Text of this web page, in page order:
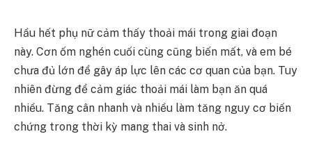
Hầu hết phụ nữ cảm thấy thoải mái trong giai đoạn
này. Cơn ốm nghén cuối cùng cũng biến mất, và em bé
chưa đủ lớn để gây áp lực lên các cơ quan của bạn. Tuy
nhiên đừng để cảm giác thoải mái làm bạn ăn quá
nhiều. Tăng cân nhanh và nhiều làm tăng nguy cơ biến
chứng trong thời kỳ mang thai và sinh nở.